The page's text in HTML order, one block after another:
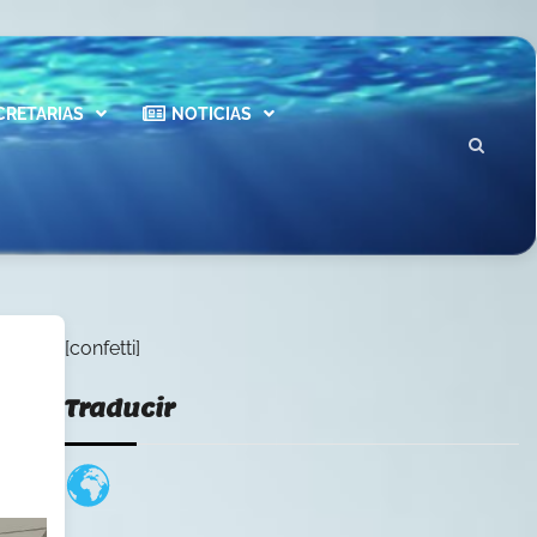
NOTICIAS
[confetti]
Traducir